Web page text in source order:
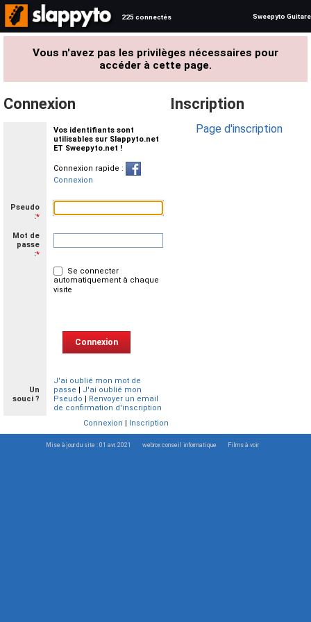
225 connectés Sweepyto Guitare
Vous n'avez pas les privilèges nécessaires pour
accéder à cette page.
Connexion
Vos identifiants sont
utilisables sur Slappyto.net
ET Sweepyto.net !
Connexion rapide :
Connexion
Pseudo
:*
Mot de
passe
:*
Se connecter
automatiquement à chaque
visite
Un
souci ?
J'ai oublié mon mot de
passe | J'ai oublié mon
Pseudo | Renvoyer un email
de confirmation d'inscription
Connexion | Inscription
Inscription
Page d'inscription
Mise à jour du site : 01 avr. 2021 webrox conseil informatique Films à voir